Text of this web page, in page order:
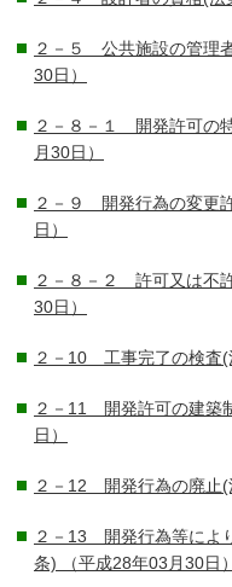
２－５ 公共施設の管理
30日）
２－８－１ 開発許可の
月30日）
２－９ 開発行為の変更
日）
２－８－２ 許可又は不
30日）
２－10 工事完了の検査(
２－11 開発許可の建築
日）
２－12 開発行為の廃止(
２－13 開発行為等によ
条) （平成28年03月30日）